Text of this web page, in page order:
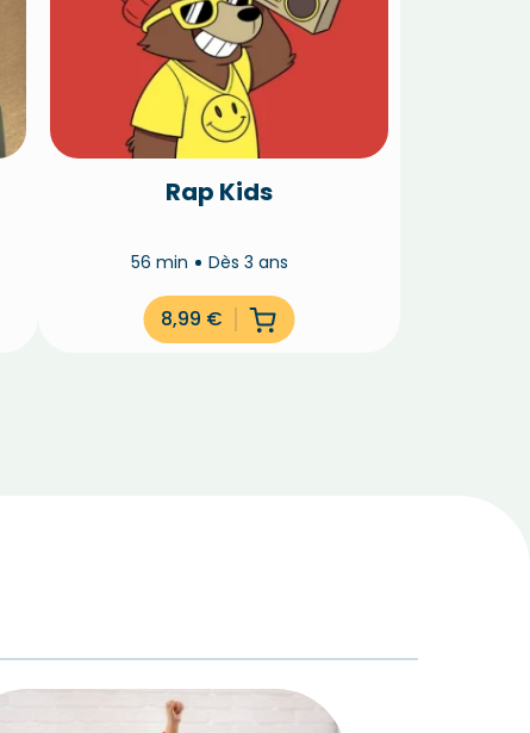
Rap Kids
56 min Dès 3 ans
8,99 €